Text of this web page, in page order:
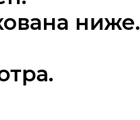
ниже.